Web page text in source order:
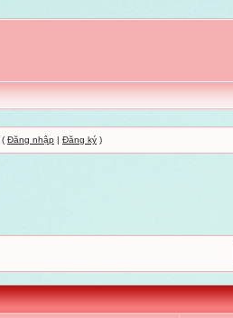
( Đăng nhập | Đăng ký )